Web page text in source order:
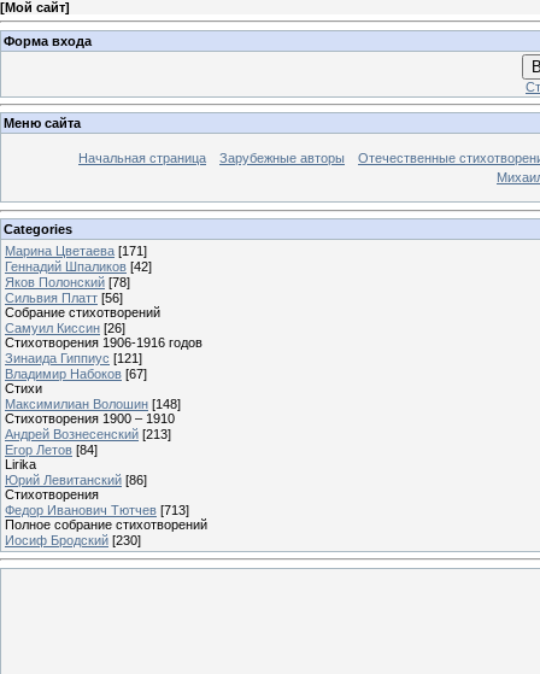
[Мой сайт]
Форма входа
Меню сайта
Начальная страница Зарубежные авторы
Отечественные
Categories
Марина Цветаева [171]
Геннадий Шпаликов [42]
Яков Полонский [78]
Сильвия Платт [56]
Собрание стихотворений
Самуил Киссин [26]
Стихотворения 1906-1916 годов
Зинаида Гиппиус [121]
Владимир Набоков [67]
Стихи
Максимилиан Волошин [148]
Стихотворения 1900 – 1910
Андрей Вознесенский [213]
Егор Летов [84]
Lirika
Юрий Левитанский [86]
Стихотворения
Федор Иванович Тютчев [713]
Полное собрание стихотворений
Иосиф Бродский [230]